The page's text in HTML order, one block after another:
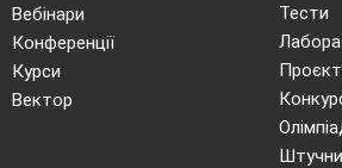
Вебінари
Конференції
Курси
Вектор
Тести